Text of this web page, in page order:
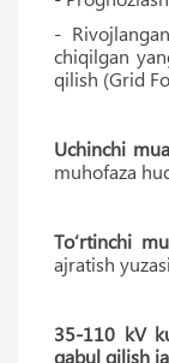
-
chiqilgan
qilish (Grid
Uchinchi
muhofaza
To‘rtinchi
ajratish
35-110 kV
qabul qilish